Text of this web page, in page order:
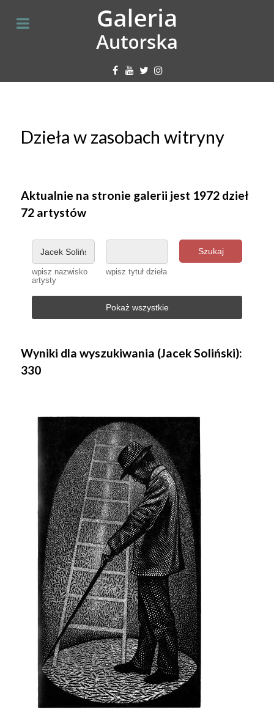
Dzieła w zasobach witryny
Aktualnie na stronie galerii jest 1972 dzieł
72 artystów
wpisz nazwisko
artysty
wpisz tytuł dzieła
Szukaj
Pokaż wszystkie
Wyniki dla wyszukiwania (Jacek Soliński):
330